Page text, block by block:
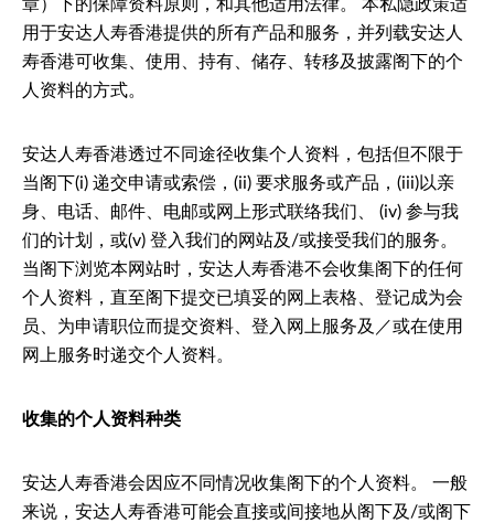
章）下的保障资料原则，和其他适用法律。 本私隐政策适
用于安达人寿香港提供的所有产品和服务，并列载安达人
寿香港可收集、使用、持有、储存、转移及披露阁下的个
人资料的方式。
安达人寿香港透过不同途径收集个人资料，包括但不限于
当阁下(i) 递交申请或索偿，(ii) 要求服务或产品，(iii)以亲
身、电话、邮件、电邮或网上形式联络我们、 (iv) 参与我
们的计划，或(v) 登入我们的网站及/或接受我们的服务。
当阁下浏览本网站时，安达人寿香港不会收集阁下的任何
个人资料，直至阁下提交已填妥的网上表格、登记成为会
员、为申请职位而提交资料、登入网上服务及／或在使用
网上服务时递交个人资料。
收集的个人资料种类
安达人寿香港会因应不同情况收集阁下的个人资料。 一般
来说，安达人寿香港可能会直接或间接地从阁下及/或阁下